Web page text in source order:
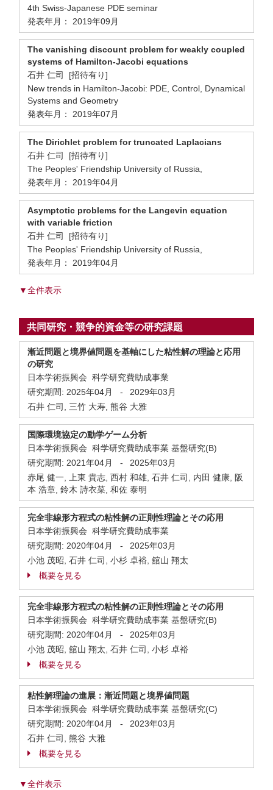
4th Swiss-Japanese PDE seminar
発表年月： 2019年09月
The vanishing discount problem for weakly coupled
systems of Hamilton-Jacobi equations
石井 仁司 [招待有り]
New trends in Hamilton-Jacobi: PDE, Control, Dynamical
Systems and Geometry
発表年月： 2019年07月
The Dirichlet problem for truncated Laplacians
石井 仁司 [招待有り]
The Peoples' Friendship University of Russia,
発表年月： 2019年04月
Asymptotic problems for the Langevin equation
with variable friction
石井 仁司 [招待有り]
The Peoples' Friendship University of Russia,
発表年月： 2019年04月
▼全件表示
共同研究・競争的資金等の研究課題
漸近問題と境界値問題を基軸にした粘性解の理論と応用
の研究
日本学術振興会 科学研究費助成事業
研究期間: 2025年04月 -
2029年03月
石井 仁司, 三竹 大寿, 熊谷 大雅
国際環境協定の動学ゲーム分析
日本学術振興会 科学研究費助成事業 基盤研究(B)
研究期間: 2021年04月 -
2025年03月
赤尾 健一, 上東 貴志, 西村 和雄, 石井 仁司, 内田 健康, 阪
本 浩章, 鈴木 詩衣菜, 和佐 泰明
完全非線形方程式の粘性解の正則性理論とその応用
日本学術振興会 科学研究費助成事業
研究期間: 2020年04月 -
2025年03月
小池 茂昭, 石井 仁司, 小杉 卓裕, 舘山 翔太
概要を見る
完全非線形方程式の粘性解の正則性理論とその応用
日本学術振興会 科学研究費助成事業 基盤研究(B)
研究期間: 2020年04月 -
2025年03月
小池 茂昭, 舘山 翔太, 石井 仁司, 小杉 卓裕
概要を見る
粘性解理論の進展：漸近問題と境界値問題
日本学術振興会 科学研究費助成事業 基盤研究(C)
研究期間: 2020年04月 -
2023年03月
石井 仁司, 熊谷 大雅
概要を見る
▼全件表示